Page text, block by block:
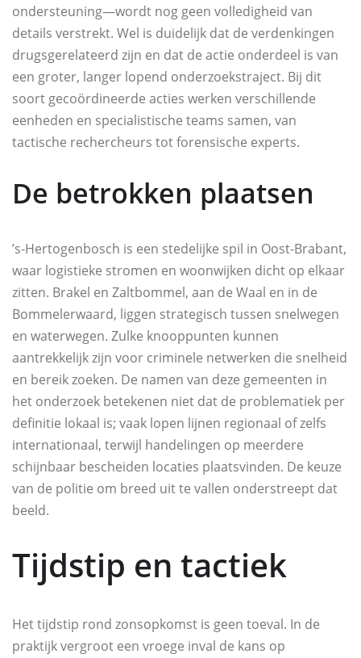
ondersteuning—wordt nog geen volledigheid van
details verstrekt. Wel is duidelijk dat de verdenkingen
drugsgerelateerd zijn en dat de actie onderdeel is van
een groter, langer lopend onderzoekstraject. Bij dit
soort gecoördineerde acties werken verschillende
eenheden en specialistische teams samen, van
tactische rechercheurs tot forensische experts.
De betrokken plaatsen
’s‑Hertogenbosch is een stedelijke spil in Oost‑Brabant,
waar logistieke stromen en woonwijken dicht op elkaar
zitten. Brakel en Zaltbommel, aan de Waal en in de
Bommelerwaard, liggen strategisch tussen snelwegen
en waterwegen. Zulke knooppunten kunnen
aantrekkelijk zijn voor criminele netwerken die snelheid
en bereik zoeken. De namen van deze gemeenten in
het onderzoek betekenen niet dat de problematiek per
definitie lokaal is; vaak lopen lijnen regionaal of zelfs
internationaal, terwijl handelingen op meerdere
schijnbaar bescheiden locaties plaatsvinden. De keuze
van de politie om breed uit te vallen onderstreept dat
beeld.
Tijdstip en tactiek
Het tijdstip rond zonsopkomst is geen toeval. In de
praktijk vergroot een vroege inval de kans op